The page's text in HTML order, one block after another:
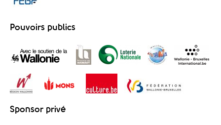
Pouvoirs publics
Sponsor privé